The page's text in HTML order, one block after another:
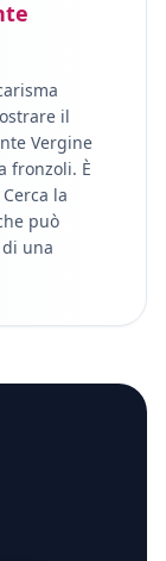
il
Vergine
fronzoli. È
la
può
una